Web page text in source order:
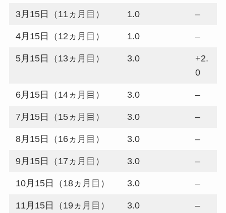
3月15日（11ヵ月目） 1.0 –
4月15日（12ヵ月目） 1.0 –
5月15日（13ヵ月目） 3.0
+2.
0
6月15日（14ヵ月目） 3.0 –
7月15日（15ヵ月目） 3.0 –
8月15日（16ヵ月目） 3.0 –
9月15日（17ヵ月目） 3.0 –
10月15日（18ヵ月目） 3.0 –
11月15日（19ヵ月目） 3.0 –